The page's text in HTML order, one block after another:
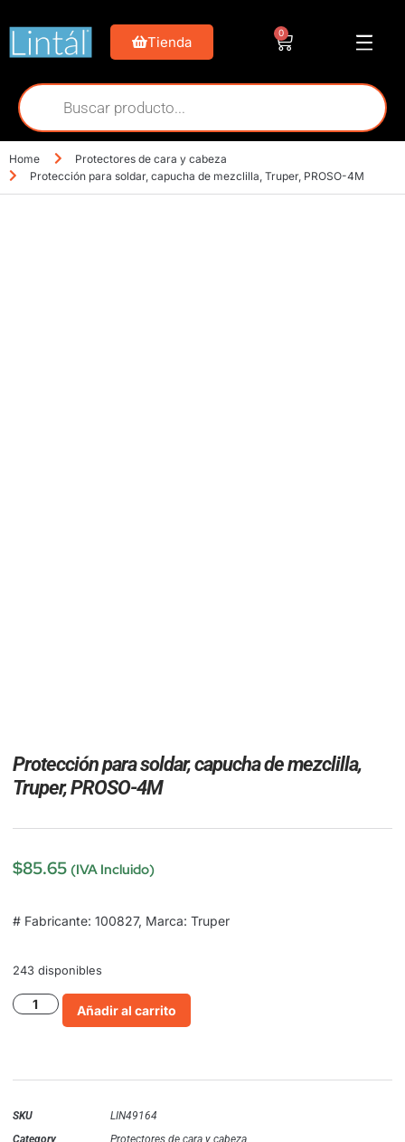
Tienda
0
Home
Protectores de cara y cabeza
Protección para soldar, capucha de mezclilla, Truper, PROSO-4M
Protección para soldar, capucha de mezclilla,
Truper, PROSO-4M
$85.65 (IVA Incluido)
# Fabricante: 100827, Marca: Truper
243 disponibles
Añadir al carrito
SKU
LIN49164
Category
Protectores de cara y cabeza